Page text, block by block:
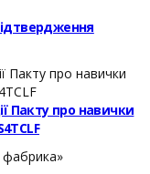
Пакту про навички